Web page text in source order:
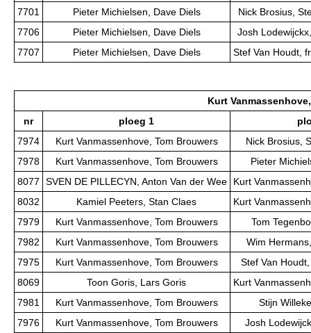
7701
Pieter Michielsen, Dave Diels
Nick Brosius,
7706
Pieter Michielsen, Dave Diels
Josh
7707
Pieter Michielsen, Dave Diels Stef Van Houdt,
Kurt
nr
ploeg 1
7974
Kurt Vanmassenhove, Tom Brouwers
Nick Brosius,
7978
Kurt Vanmassenhove, Tom Brouwers
Pieter
8077
SVEN DE PILLECYN, Anton Van der Wee
Kurt
8032
Kamiel Peeters, Stan Claes
Kurt
7979
Kurt Vanmassenhove, Tom Brouwers
Tom
7982
Kurt Vanmassenhove, Tom Brouwers
Wim
7975
Kurt Vanmassenhove, Tom Brouwers
Stef Van
8069
Toon Goris, Lars Goris
Kurt
7981
Kurt Vanmassenhove, Tom Brouwers
Stijn
7976
Kurt Vanmassenhove, Tom Brouwers
Josh